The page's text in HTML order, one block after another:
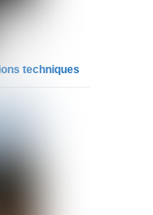
techniques